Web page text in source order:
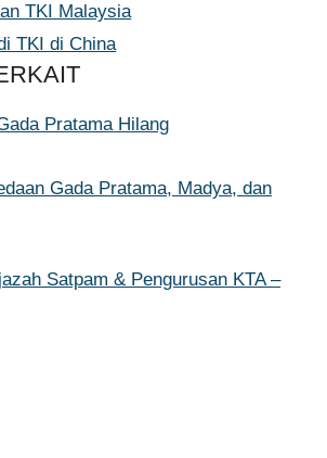
TKI Malaysia
TKI di China
Pratama Hilang
Gada Pratama, Madya, dan
Satpam & Pengurusan KTA –